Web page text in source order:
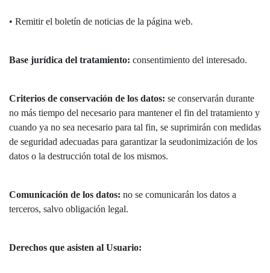
• Remitir el boletín de noticias de la página web.
Base jurídica del tratamiento: consentimiento del interesado.
Criterios de conservación de los datos: se conservarán durante
no más tiempo del necesario para mantener el fin del tratamiento y
cuando ya no sea necesario para tal fin, se suprimirán con medidas
de seguridad adecuadas para garantizar la seudonimización de los
datos o la destrucción total de los mismos.
Comunicación de los datos: no se comunicarán los datos a
terceros, salvo obligación legal.
Derechos que asisten al Usuario: